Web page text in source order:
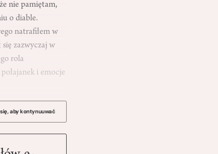
nie pamiętam,
o diable.
natrafiłem w
zazwyczaj w
rola
i emocje
aby kontynuuwać